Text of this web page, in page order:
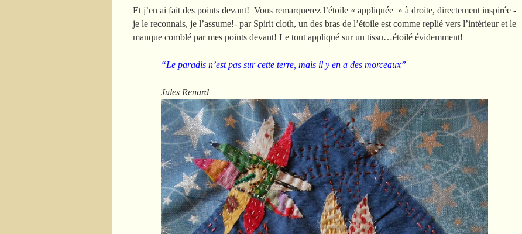
Et j’en ai fait des points devant! Vous remarquerez l’étoile « appliquée » à droite, directement inspirée -
je le reconnais, je l’assume!- par Spirit cloth, un des bras de l’étoile est comme replié vers l’intérieur et le
manque comblé par mes points devant! Le tout appliqué sur un tissu…étoilé évidemment!
“Le paradis n’est pas sur cette terre, mais il y en a des morceaux”
Jules Renard